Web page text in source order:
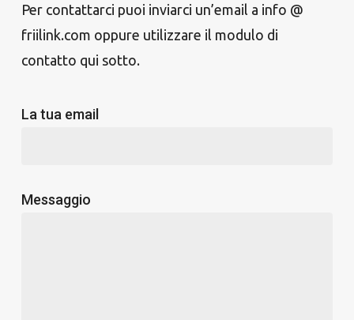
Per contattarci puoi inviarci un’email a info @
friilink.com oppure utilizzare il modulo di
contatto qui sotto.
La tua email
Messaggio